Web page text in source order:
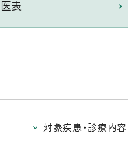
表
対象疾患・診療内容